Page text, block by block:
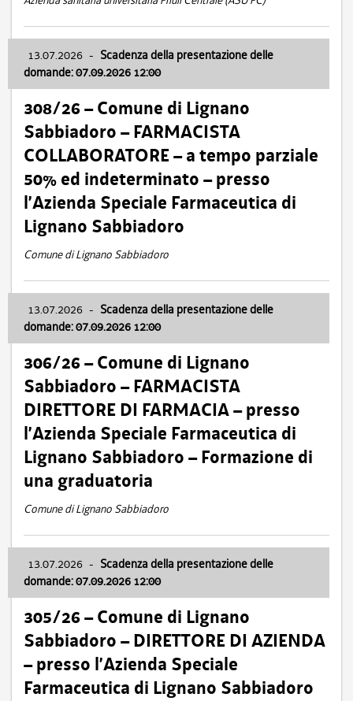
13.07.2026 - Scadenza della presentazione delle
domande: 07.09.2026 12:00
308/26 – Comune di Lignano
Sabbiadoro – FARMACISTA
COLLABORATORE – a tempo parziale
50% ed indeterminato – presso
l’Azienda Speciale Farmaceutica di
Lignano Sabbiadoro
Comune di Lignano Sabbiadoro
13.07.2026 - Scadenza della presentazione delle
domande: 07.09.2026 12:00
306/26 – Comune di Lignano
Sabbiadoro – FARMACISTA
DIRETTORE DI FARMACIA – presso
l’Azienda Speciale Farmaceutica di
Lignano Sabbiadoro – Formazione di
una graduatoria
Comune di Lignano Sabbiadoro
13.07.2026 - Scadenza della presentazione delle
domande: 07.09.2026 12:00
305/26 – Comune di Lignano
Sabbiadoro – DIRETTORE DI AZIENDA
– presso l’Azienda Speciale
Farmaceutica di Lignano Sabbiadoro